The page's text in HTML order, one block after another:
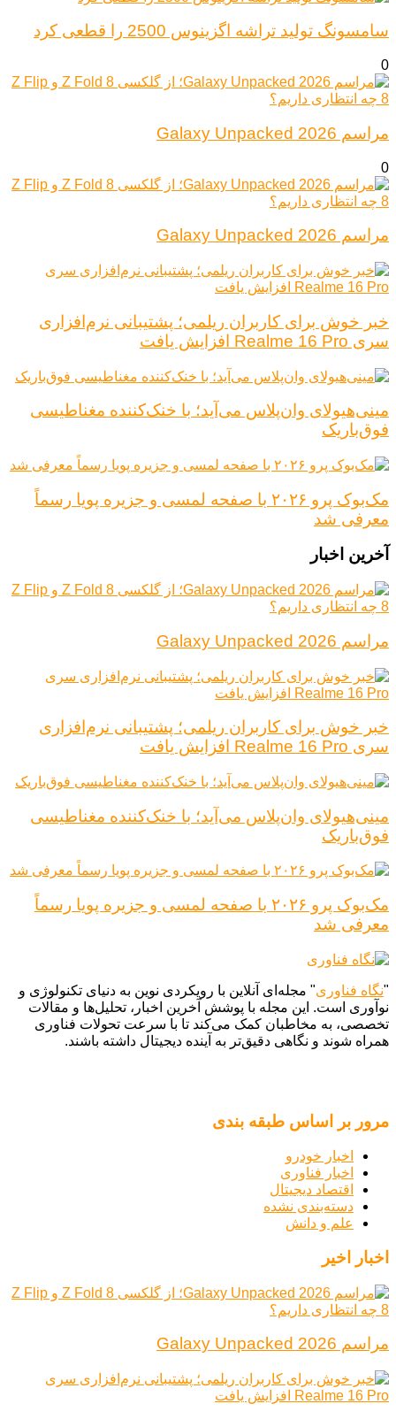
سامسونگ تولید تراشه اگزینوس 2500 را قطعی کرد
0
مراسم Galaxy Unpacked 2026
0
مراسم Galaxy Unpacked 2026
خبر خوش برای کاربران ریلمی؛ پشتیبانی نرم‌افزاری
سری Realme 16 Pro افزایش یافت
مینی‌هیولای وان‌پلاس می‌آید؛ با خنک‌کننده مغناطیسی
فوق‌باریک
مک‌بوک پرو ۲۰۲۶ با صفحه لمسی و جزیره پویا رسماً
معرفی شد
آخرین اخبار
مراسم Galaxy Unpacked 2026
خبر خوش برای کاربران ریلمی؛ پشتیبانی نرم‌افزاری
سری Realme 16 Pro افزایش یافت
مینی‌هیولای وان‌پلاس می‌آید؛ با خنک‌کننده مغناطیسی
فوق‌باریک
مک‌بوک پرو ۲۰۲۶ با صفحه لمسی و جزیره پویا رسماً
معرفی شد
"نگاه فناوری" مجله‌ای آنلاین با رویکردی نوین به دنیای تکنولوژی و
نوآوری است. این مجله با پوشش آخرین اخبار، تحلیل‌ها و مقالات
تخصصی، به مخاطبان کمک می‌کند تا با سرعت تحولات فناوری
همراه شوند و نگاهی دقیق‌تر به آینده دیجیتال داشته باشند.
مرور بر اساس طبقه بندی
اخبار خودرو
اخبار فناوری
اقتصاد دیجیتال
دسته‌بندی نشده
علم و دانش
اخبار اخیر
مراسم Galaxy Unpacked 2026